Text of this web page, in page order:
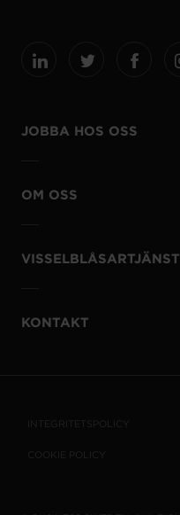
JOBBA HOS OSS
OM OSS
VISSELBLÅSARTJÄNST
KONTAKT
INTEGRITETSPOLICY
COOKIE POLICY